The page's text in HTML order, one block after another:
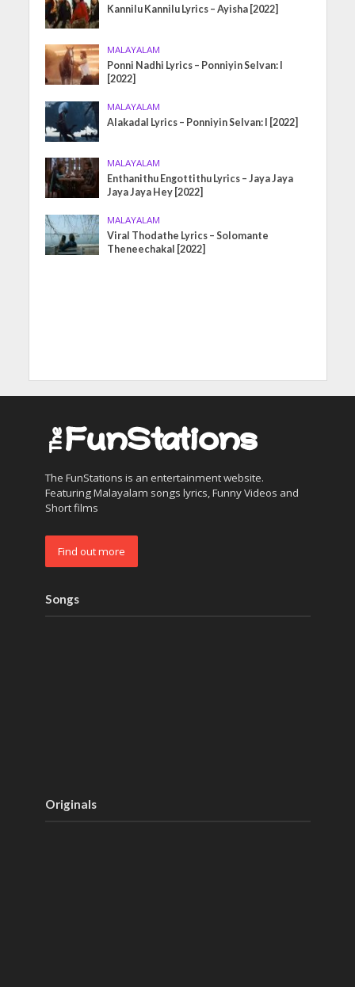
Kannilu Kannilu Lyrics – Ayisha [2022]
MALAYALAM
Ponni Nadhi Lyrics – Ponniyin Selvan: I
[2022]
MALAYALAM
Alakadal Lyrics – Ponniyin Selvan: I [2022]
MALAYALAM
Enthanithu Engottithu Lyrics – Jaya Jaya
Jaya Jaya Hey [2022]
MALAYALAM
Viral Thodathe Lyrics – Solomante
Theneechakal [2022]
The FunStations is an entertainment website.
Featuring Malayalam songs lyrics, Funny Videos and
Short films
Find out more
Songs
Originals